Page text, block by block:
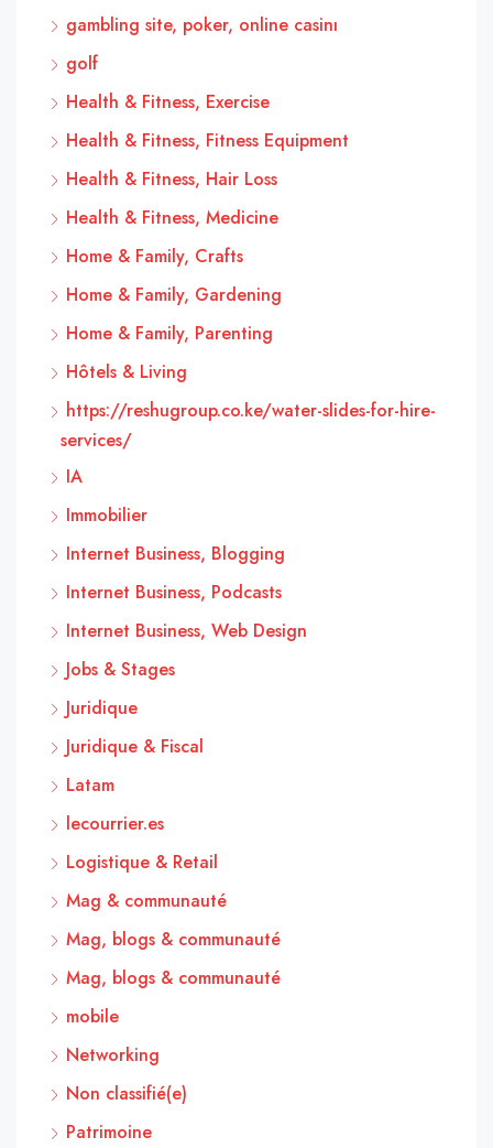
gambling site, poker, online casinı
golf
Health & Fitness, Exercise
Health & Fitness, Fitness Equipment
Health & Fitness, Hair Loss
Health & Fitness, Medicine
Home & Family, Crafts
Home & Family, Gardening
Home & Family, Parenting
Hôtels & Living
https://reshugroup.co.ke/water-slides-for-hire-
services/
IA
Immobilier
Internet Business, Blogging
Internet Business, Podcasts
Internet Business, Web Design
Jobs & Stages
Juridique
Juridique & Fiscal
Latam
lecourrier.es
Logistique & Retail
Mag & communauté
Mag, blogs & communauté
Mag, blogs & communauté
mobile
Networking
Non classifié(e)
Patrimoine